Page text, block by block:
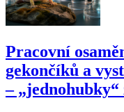
Pracovní
gekončíků a
–⁠ „jednohubky“